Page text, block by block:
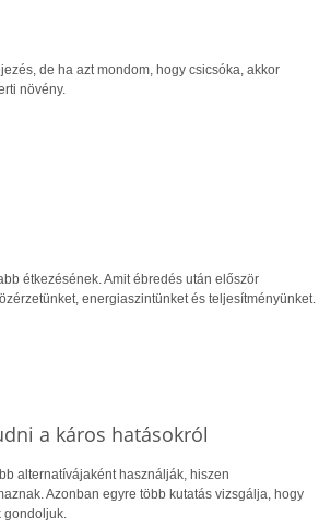
de ha azt mondom, hogy csicsóka, akkor
növény.
étkezésének. Amit ébredés után először
energiaszintünket és teljesítményünket.
a káros hatásokról
alternatívájaként használják, hiszen
Azonban egyre több kutatás vizsgálja, hogy